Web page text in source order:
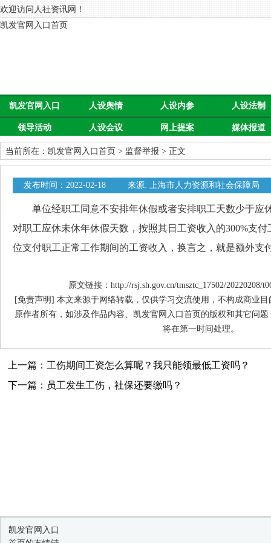
欢迎访问人社资讯网！
凯发官网入口首页
凯发官网入口
首页
人设舆情 人设内参 人设法制
领导活动 人设会议 网上提案 媒体报道
当前所在： 凯发官网入口首页 > 监督举报 > 正文
发布时间：2022-02-18 来源: 上海市人力资源和社会保障局
单位经职工同意不安排年休假或者安排职工天数少于应
对职工应休未休年休假天数，按照其日工资收入的300%支
位支付职工正常工作期间的工资收入，换言之，就是额外支
原文链接：http://rsj.sh.gov.cn/tmsztc_17502/20220208/
[免责声明] 本文来源于网络转载，仅供学习交流使用，不构成商业
原作者所有，如涉及作品内容、凯发官网入口首页的版权和其它问
将在第一时间处理。
上一篇：工伤期间工资怎么算呢？我只能领最低工资吗？
下一篇：员工发生工伤，社保还要缴吗？
凯发官网入口